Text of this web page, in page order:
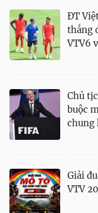
ĐT
thắng
VTV6
Chủ
buộc
chung
Giải
VTV